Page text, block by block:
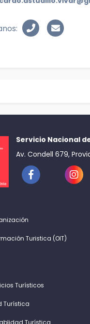
Servicio Nacional
Av. Condell 679,
Turistica (OIT)
Turísticos
Turística
Turística